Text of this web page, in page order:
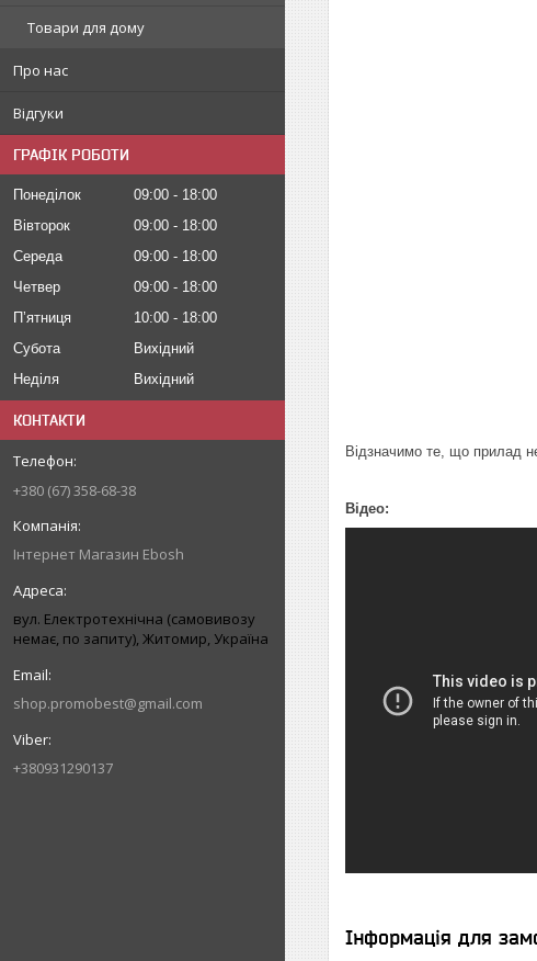
Товари для дому
Про нас
Відгуки
ГРАФІК РОБОТИ
Понеділок 09:00
18:00
Вівторок
09:00
18:00
Середа
09:00
18:00
Четвер
09:00
18:00
Пʼятниця
10:00
18:00
Субота
Вихідний
Неділя
Вихідний
КОНТАКТИ
+380 (67) 358-68-38
Інтернет Магазин Ebosh
вул. Електротехнічна (самовивозу
немає, по запиту), Житомир, Україна
shop.promobest@gmail.com
+380931290137
Відзначимо те, що прилад
Відео:
Інформація для